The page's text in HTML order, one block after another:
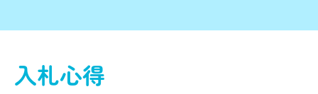
入札心得